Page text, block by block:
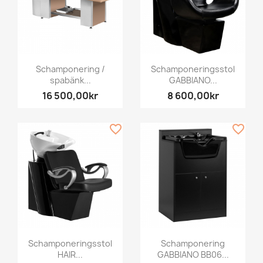
Schamponering /
spabänk...
16 500,00kr
Schamponeringsstol
GABBIANO...
8 600,00kr
Schamponeringsstol
HAIR...
favorite_border
Schamponering
GABBIANO BB06...
favorite_border